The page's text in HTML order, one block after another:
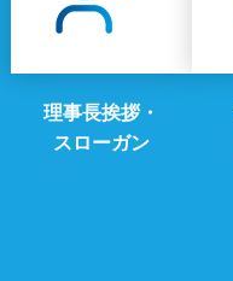
理事長挨拶・
スローガン